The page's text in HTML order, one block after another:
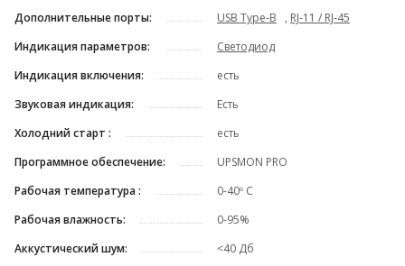
Дополнительные порты:
USB Type-B , RJ-11 / RJ-45
Индикация параметров:
Светодиод
Индикация включения:
есть
Звуковая индикация:
Есть
Холодний старт :
есть
Программное обеспечение:
UPSMON PRO
Рабочая температура :
0-40º C
Рабочая влажность:
0-95%
Аккустический шум:
<40 Дб